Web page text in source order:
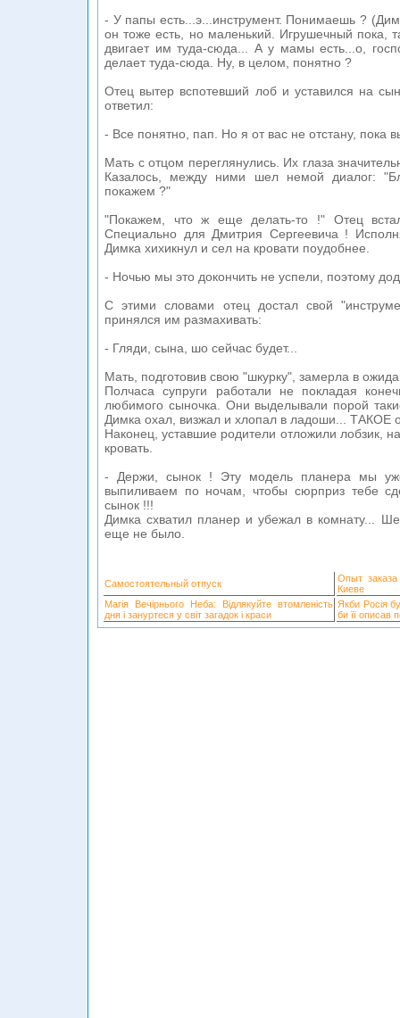
- У папы есть...э...инструмент. Понимаешь ?
он тоже есть, но маленький. Игрушечный пока,
двигает им туда-сюда... А у мамы есть...о,
делает туда-сюда. Ну, в целом, понятно ?
Отец вытер вспотевший лоб и уставился на
ответил:
- Все понятно, пап. Но я от вас не отстану, пока
Мать с отцом переглянулись. Их глаза
Казалось, между ними шел немой диалог:
покажем ?"
"Покажем, что ж еще делать-то !" Отец
Специально для Дмитрия Сергеевича !
Димка хихикнул и сел на кровати поудобнее.
- Ночью мы это докончить не успели, поэтому
С этими словами отец достал свой
принялся им размахивать:
- Гляди, сына, шо сейчас будет...
Мать, подготовив свою "шкурку", замерла в
Полчаса супруги работали не покладая
любимого сыночка. Они выделывали порой
Димка охал, визжал и хлопал в ладоши... ТАКОЕ
Наконец, уставшие родители отложили лобзик,
кровать.
- Держи, сынок ! Эту модель планера мы
выпиливаем по ночам, чтобы сюрприз тебе
сынок !!!
Димка схватил планер и убежал в комнату...
еще не было.
Самостоятельный отпуск
Опыт
Киеве
Магія Вечірнього Неба: Відлякуйте втомленість
дня і зануртеся у світ загадок і краси
Якби Росія
би її описав